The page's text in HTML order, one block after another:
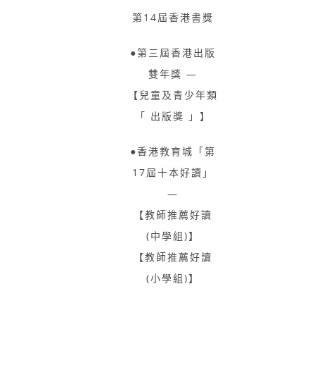
第14屆香港書獎
●第三屆香港出版
雙年獎 —
【兒童及青少年類
「 出版獎 」】
●香港教育城「第
17屆十本好讀」
—
【教師推薦好讀
(中學組)】
【教師推薦好讀
(小學組)】